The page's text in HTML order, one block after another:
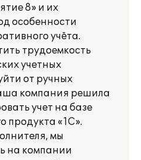
8» и их
особенности
учёта.
трудоемкость
учетных
от ручных
компания решила
учет на базе
продукта «1С».
мы
на компании